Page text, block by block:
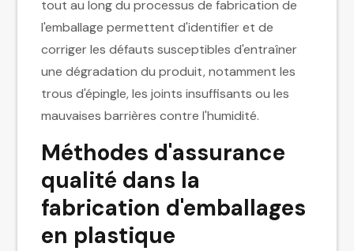
tout au long du processus de fabrication de
l'emballage permettent d'identifier et de
corriger les défauts susceptibles d'entraîner
une dégradation du produit, notamment les
trous d'épingle, les joints insuffisants ou les
mauvaises barrières contre l'humidité.
Méthodes d'assurance
qualité dans la
fabrication d'emballages
en plastique